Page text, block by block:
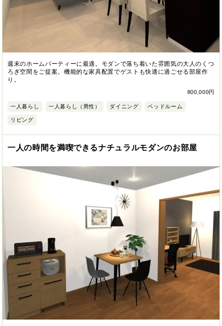
週末のホームパーティーに最適。モダンで落ち着いた雰囲気の大人のくつ
ろぎ空間をご提案。機能的な家具配置でゲストも快適に過ごせる部屋作
り。
800,000円
一人暮らし 一人暮らし（男性） ダイニング ベッドルーム
リビング
一人の時間を満喫できるナチュラルモダンのお部屋